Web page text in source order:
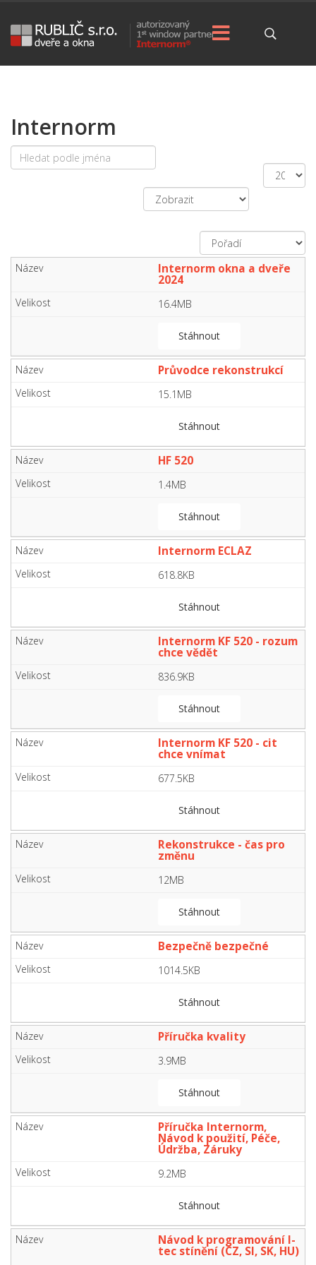
Internorm
Nezveřejněno Hledat
zobrazení
Internorm okna a dveře
2024
16.4MB
Stáhnout
Průvodce rekonstrukcí
15.1MB
Stáhnout
HF 520
1.4MB
Stáhnout
Internorm ECLAZ
618.8KB
Stáhnout
Internorm KF 520 - rozum
chce vědět
836.9KB
Stáhnout
Internorm KF 520 - cit
chce vnímat
677.5KB
Stáhnout
Rekonstrukce - čas pro
změnu
12MB
Stáhnout
Bezpečně bezpečné
1014.5KB
Stáhnout
Příručka kvality
3.9MB
Stáhnout
Příručka Internorm,
Návod k použití, Péče,
Údržba, Záruky
9.2MB
Stáhnout
Návod k programování I-
tec stínění (CZ, SI, SK, HU)